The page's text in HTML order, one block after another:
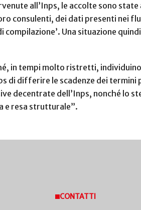
all’Inps, le accolte sono state
consulenti, dei dati presenti nei
Una situazione
in tempi molto ristretti, individuino
di differire le scadenze dei termini
decentrate dell’Inps, nonché lo
e resa strutturale”.
CONTATTI